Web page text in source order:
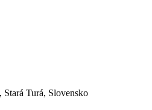
Turá, Slovensko